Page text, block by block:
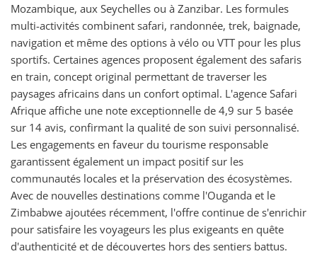
Mozambique, aux Seychelles ou à Zanzibar. Les formules
multi-activités combinent safari, randonnée, trek, baignade,
navigation et même des options à vélo ou VTT pour les plus
sportifs. Certaines agences proposent également des safaris
en train, concept original permettant de traverser les
paysages africains dans un confort optimal. L'agence Safari
Afrique affiche une note exceptionnelle de 4,9 sur 5 basée
sur 14 avis, confirmant la qualité de son suivi personnalisé.
Les engagements en faveur du tourisme responsable
garantissent également un impact positif sur les
communautés locales et la préservation des écosystèmes.
Avec de nouvelles destinations comme l'Ouganda et le
Zimbabwe ajoutées récemment, l'offre continue de s'enrichir
pour satisfaire les voyageurs les plus exigeants en quête
d'authenticité et de découvertes hors des sentiers battus.